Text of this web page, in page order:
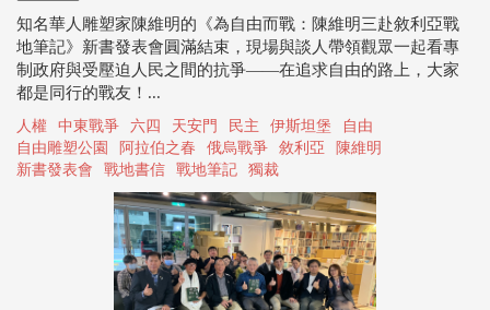
知名華人雕塑家陳維明的《為自由而戰：陳維明三赴敘利亞戰
地筆記》新書發表會圓滿結束，現場與談人帶領觀眾一起看專
制政府與受壓迫人民之間的抗爭——在追求自由的路上，大家
都是同行的戰友！...
人權 中東戰爭 六四 天安門 民主 伊斯坦堡
自由
自由雕塑公園
阿拉伯之春 俄烏戰爭 敘利亞
陳維明
新書發表會
戰地書信 戰地筆記 獨裁